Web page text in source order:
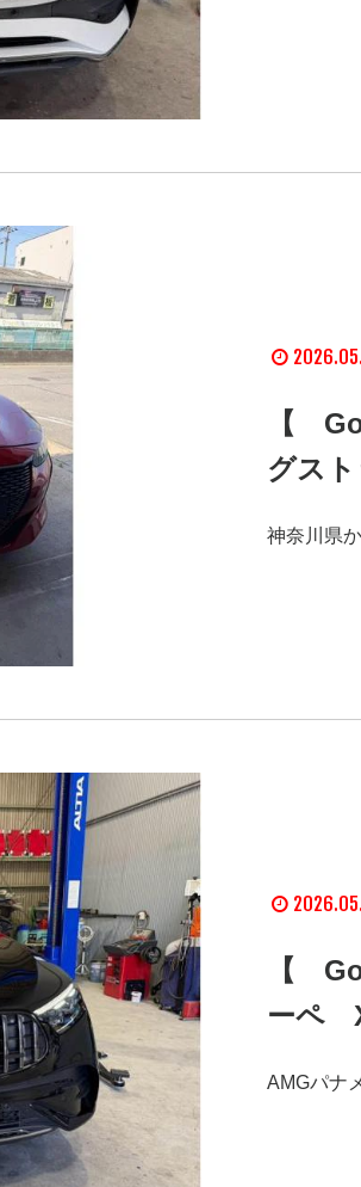
【
グス
神奈川県
【
ーペ
AMGパナ